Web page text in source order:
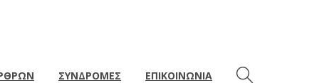
ΣΥΝΔΡΟΜΕΣ ΕΠΙΚΟΙΝΩΝΙΑ